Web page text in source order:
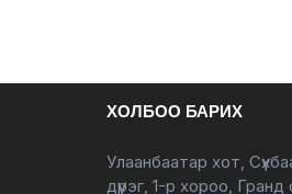
ХОЛБОО БАРИХ
Улаанбаатар хот,
дүүрэг, 1-р хороо,